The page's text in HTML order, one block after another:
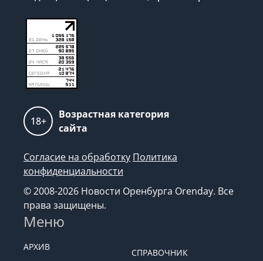
18+
Возрастная категория
сайта
Согласие на обработку Политика
конфиденциальности
© 2008-2026 Новости Оренбурга Orenday. Все
права защищены.
Меню
АРХИВ
СПРАВОЧНИК